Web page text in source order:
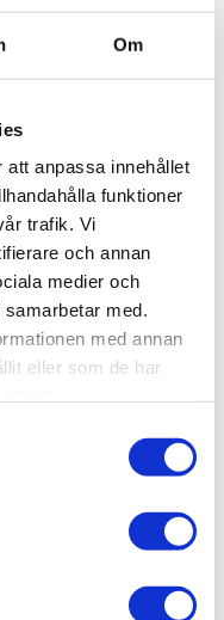
Om
att anpassa innehållet
funktioner
trafik. Vi
och annan
medier och
med.
med annan
eller som de har
I lager
0,5 kg
en 3D step-fil 012-